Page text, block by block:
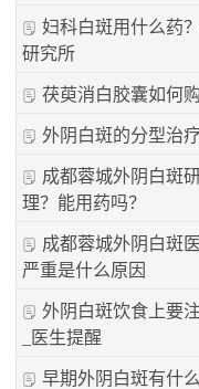
妇科白斑用什么药
研究所
茯萸消白胶囊如何
外阴白斑的分型治
成都蓉城外阴白斑
理？能用药吗？
成都蓉城外阴白斑
严重是什么原因
外阴白斑饮食上要
_医生提醒
早期外阴白斑有什